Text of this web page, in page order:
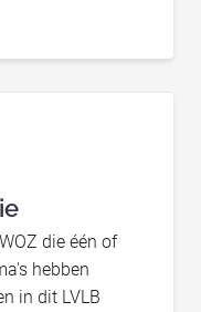
die één of
hebben
in dit LVLB